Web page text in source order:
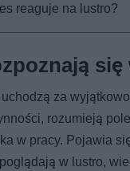
reaguje na lustro?
się
za
rozumieją
w pracy. Pojawia
w lustro,